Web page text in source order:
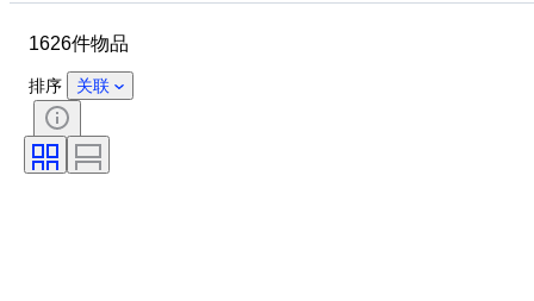
状态
时代
型号
1626件物品
排序 关联